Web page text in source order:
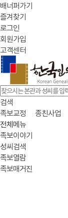
배너퍼가기
즐겨찾기
로그인
회원가입
고객센터
검색
족보교정
종친사업
전체메뉴
족보이야기
성씨검색
족보열람
족보매거진